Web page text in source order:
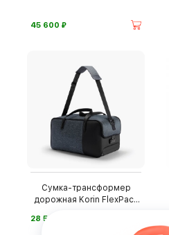
45 600 ⃏
Сумка-трансформер
дорожная Korin FlexPack
28 500